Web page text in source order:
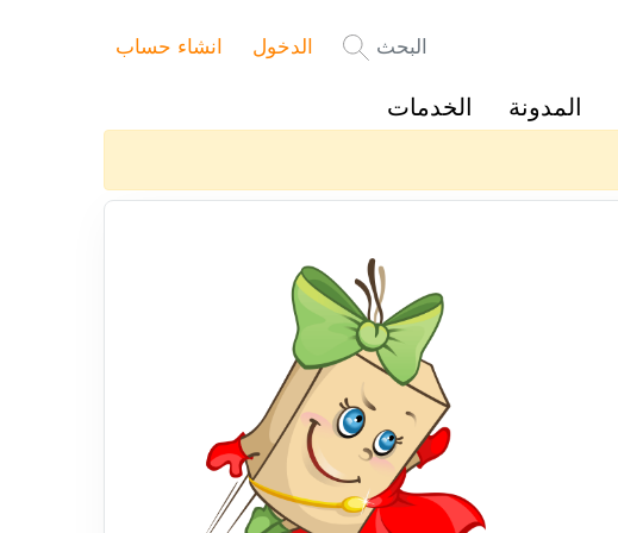
البحث الدخول انشاء حساب
المدونة الخدمات